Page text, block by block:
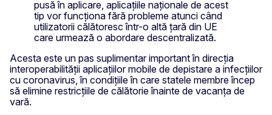
pusă în aplicare, aplicațiile naționale de acest
tip vor funcționa fără probleme atunci când
utilizatorii călătoresc într-o altă țară din UE
care urmează o abordare descentralizată.
Acesta este un pas suplimentar important în direcția
interoperabilității aplicațiilor mobile de depistare a infecțiilor
cu coronavirus, în condițiile în care statele membre încep
să elimine restricțiile de călătorie înainte de vacanța de
vară.